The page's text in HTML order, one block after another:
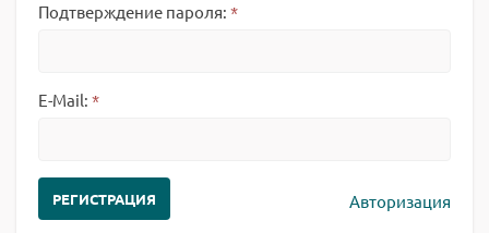
Подтверждение пароля: *
E-Mail: *
Авторизация